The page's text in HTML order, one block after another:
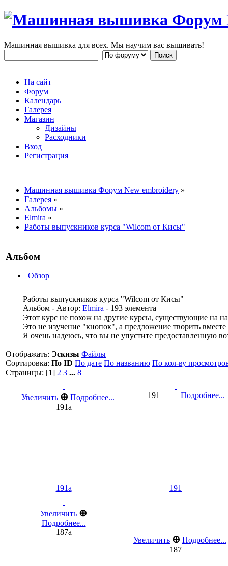
Машинная вышивка для всех. Мы научим вас вышивать!
На сайт
Форум
Календарь
Галерея
Магазин
Дизайны
Расходники
Вход
Регистрация
Машинная вышивка Форум New embroidery »
Галерея »
Альбомы »
Elmira »
Работы выпускников курса "Wilcom от Кисы"
Альбом
Обзор
Работы выпускников курса "Wilcom от Кисы"
Альбом - Автор: Elmira - 193 элемента
Этот курс не похож на другие курсы, существующие на
Это не изучение "кнопок", а предложение творить вместе
Я очень надеюсь, что вы не упустите предоставленную
Отображать: Эскизы Файлы
Сортировка: По ID По дате По названию По кол-ву
Страницы: [1] 2 3 ... 8
Увеличить ⊕ Подробнее...
191a
191a
Подробнее...
191
191
Увеличить ⊕
Подробнее...
187a
Увеличить ⊕ Подробнее...
187